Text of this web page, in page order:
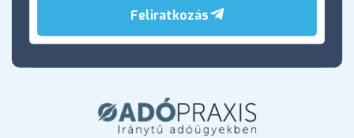
Feliratkozás